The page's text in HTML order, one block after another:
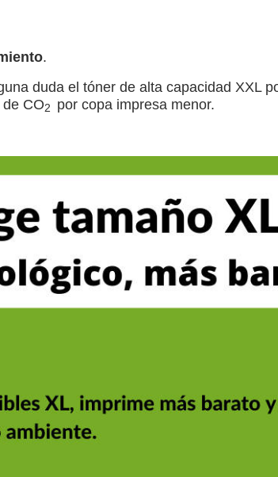
.
duda el tóner de alta capacidad XXL
de CO2 por copa impresa menor.